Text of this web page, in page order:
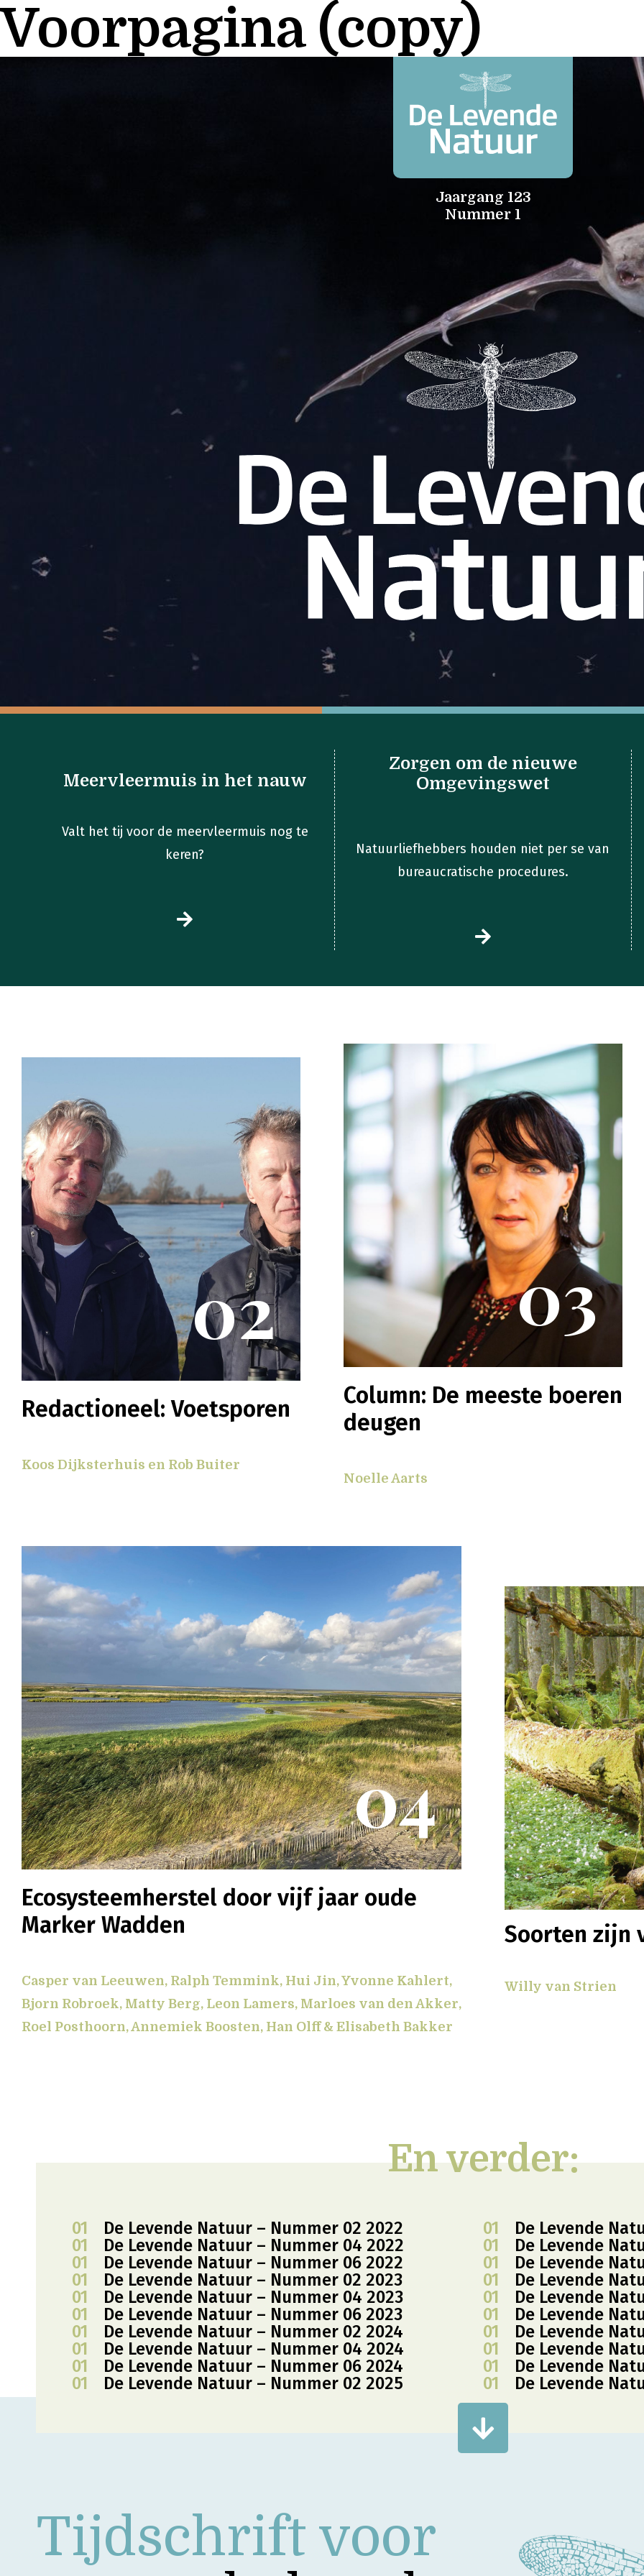
Voorpagina (copy)
Jaargang 123
Nummer 1
Meervleermuis in het nauw
Valt het tij voor de meervleermuis nog te
keren?
Zorgen om de nieuwe
Omgevingswet
Natuurliefhebbers houden niet per se van
bureaucratische procedures.
02
Redactioneel: Voetsporen
Koos Dijksterhuis en Rob Buiter
03
Column: De meeste boeren
deugen
Noelle Aarts
04
Ecosysteemherstel door vijf jaar oude
Marker Wadden
Casper van Leeuwen, Ralph Temmink, Hui Jin, Yvonne Kahlert,
Bjorn Robroek, Matty Berg, Leon Lamers, Marloes van den Akker,
Roel Posthoorn, Annemiek Boosten, Han Olff & Elisabeth Bakker
Soorten zijn
Willy van Strien
En verder:
01 De Levende Natuur – Nummer 02 2022 01
De Levende
01
De Levende Natuur – Nummer 04 2022 01
De Levende
01
De Levende Natuur – Nummer 06 2022 01
De Levende
01
De Levende Natuur – Nummer 02 2023 01
De Levende
01
De Levende Natuur – Nummer 04 2023 01
De Levende
01
De Levende Natuur – Nummer 06 2023 01
De Levende
01
De Levende Natuur – Nummer 02 2024 01
De Levende
01
De Levende Natuur – Nummer 04 2024 01
De Levende
01
De Levende Natuur – Nummer 06 2024 01
De Levende
01
De Levende Natuur – Nummer 02 2025 01 De Levende
Tijdschrift voor